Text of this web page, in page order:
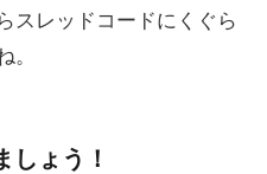
スレッドコードにくぐら
しょう！